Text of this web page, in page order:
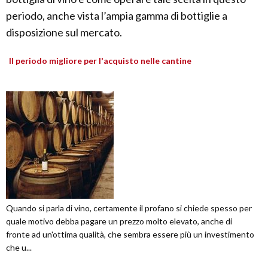
periodo, anche vista l’ampia gamma di bottiglie a
disposizione sul mercato.
Il periodo migliore per l'acquisto nelle cantine
Quando si parla di vino, certamente il profano si chiede spesso per
quale motivo debba pagare un prezzo molto elevato, anche di
fronte ad un'ottima qualità, che sembra essere più un investimento
che u...